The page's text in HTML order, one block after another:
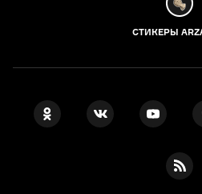
СТИКЕРЫ